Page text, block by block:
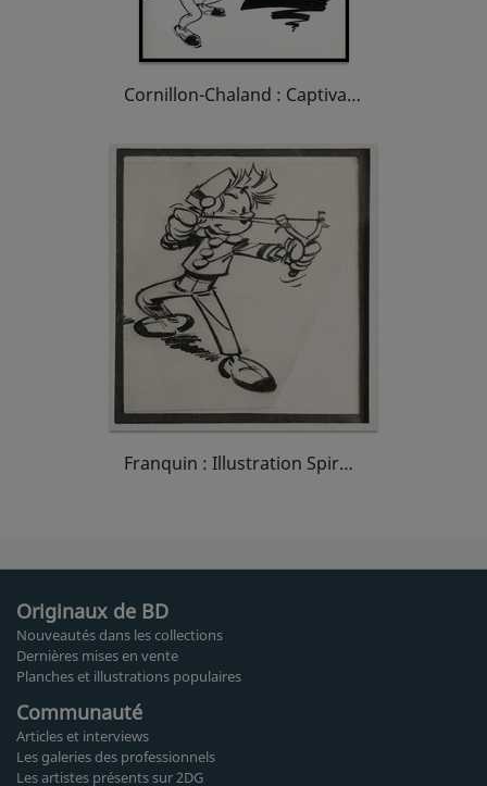
Cornillon-Chaland : Captivant
Franquin : Illustration Spirou Fronde
Originaux de BD
Nouveautés dans les collections
Dernières mises en vente
Planches et illustrations populaires
Communauté
Articles et interviews
Les galeries des professionnels
Les artistes présents sur 2DG